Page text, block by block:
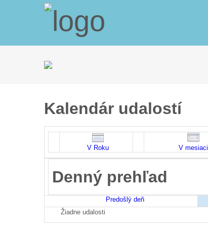
Kalendár udalostí
V Roku V mesiaci
Denný prehľad
Predošlý deň
Žiadne udalosti